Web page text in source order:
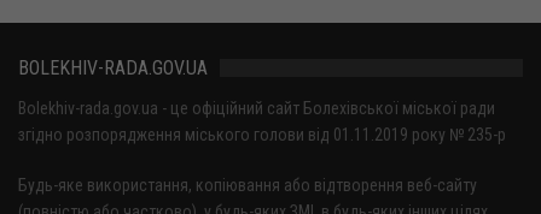
BOLEKHIV-RADA.GOV.UA
Bolekhiv-rada.gov.ua - це офіційний сайт Болехівської міської ради
згідно розпорядження міського голови від 01.11.2019 року № 235-р
Будь-яке використання, копіювання або відтворення веб-сайту